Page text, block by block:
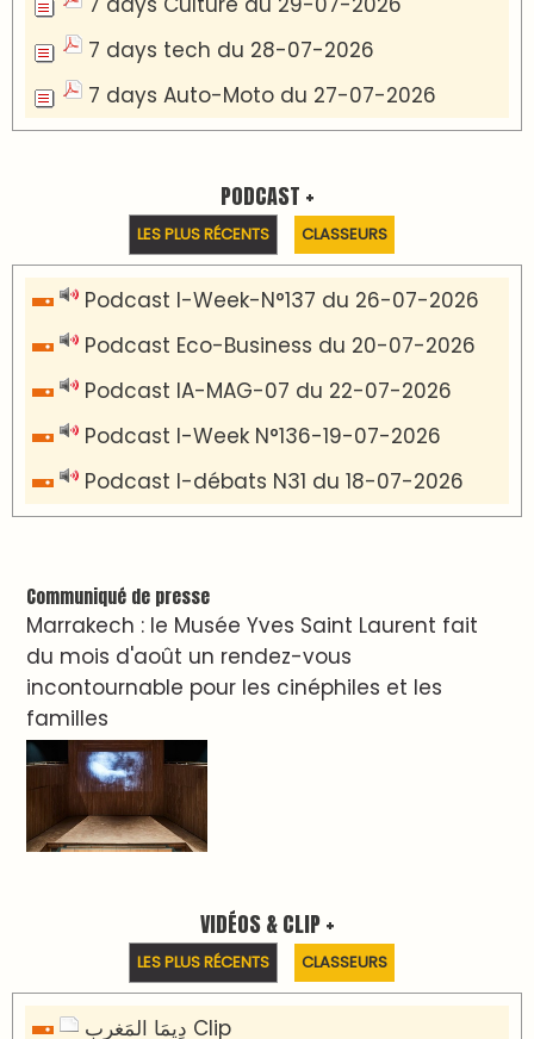
Communiqué de presse
Marrakech : le Musée Yves Saint Laurent fait
du mois d'août un rendez-vous
VIDÉOS & CLIP +
LES PLUS RÉCENTS CLASSEURS
دِيمَا المَغرِب Clip
🎵Bulldozer Blues
Clip : 🎵 LE BLUES DE L'IA
🎵 Ormuzera bien, qui ormuzera le
dernier
Reportages
Nizar Baraka préside à Marrakech une
l’équité territoriale